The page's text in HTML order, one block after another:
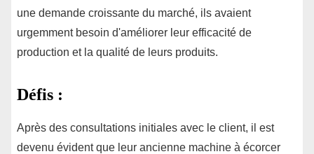
une demande croissante du marché, ils avaient
urgemment besoin d'améliorer leur efficacité de
production et la qualité de leurs produits.
Défis :
Après des consultations initiales avec le client, il est
devenu évident que leur ancienne machine à écorcer